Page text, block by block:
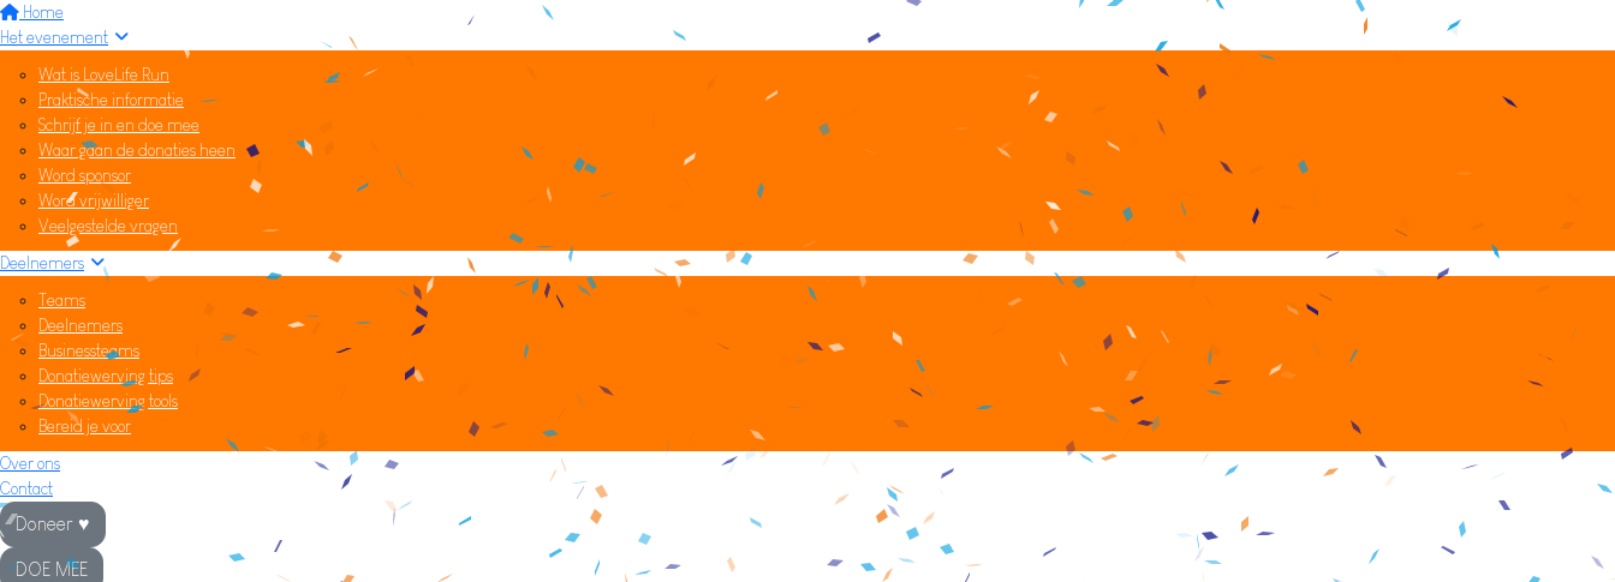
Home
Het evenement
Wat is LoveLife Run
Praktische informatie
Schrijf je in en doe mee
Waar gaan de donaties heen
Word sponsor
Word vrijwilliger
Veelgestelde vragen
Deelnemers
Teams
Deelnemers
Businessteams
Donatiewerving tips
Donatiewerving tools
Bereid je voor
Over ons
Contact
Doneer ♥
DOE MEE